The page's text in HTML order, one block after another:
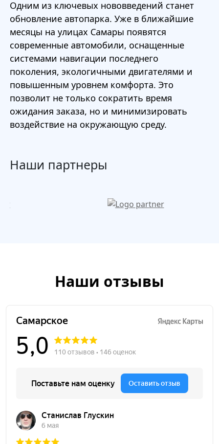
Одним из ключевых нововведений станет
обновление автопарка. Уже в ближайшие
месяцы на улицах Самары появятся
современные автомобили, оснащенные
системами навигации последнего
поколения, экологичными двигателями и
повышенным уровнем комфорта. Это
позволит не только сократить время
ожидания заказа, но и минимизировать
воздействие на окружающую среду.
Наши партнеры
Наши отзывы